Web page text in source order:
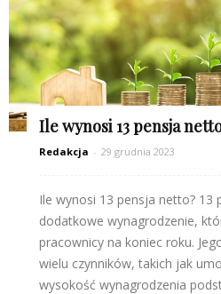
Ile wynosi 13 pensja
Redakcja - 29 grudnia 2023
Ile wynosi 13 pensja netto? 13
dodatkowe wynagrodzenie,
pracownicy na koniec roku.
wielu czynników, takich jak
wysokość wynagrodzenia